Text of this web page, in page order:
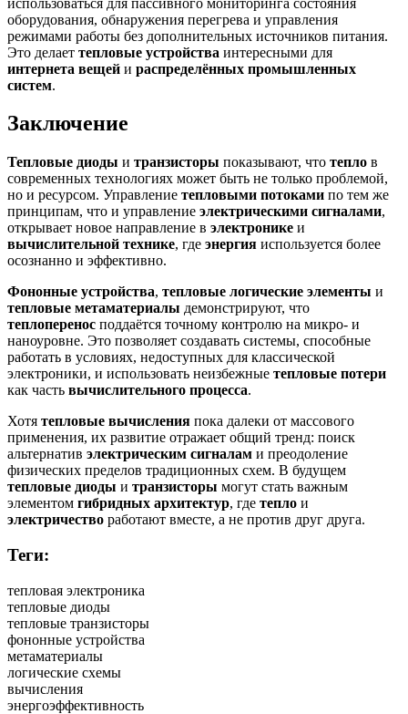
оборудования, обнаружения перегрева и управления
режимами работы без дополнительных источников питания.
Это делает тепловые устройства интересными для
интернета вещей и распределённых промышленных
систем.
Заключение
Тепловые диоды и транзисторы показывают, что тепло в
современных технологиях может быть не только проблемой,
но и ресурсом. Управление тепловыми потоками по тем же
принципам, что и управление электрическими сигналами,
открывает новое направление в электронике и
вычислительной технике, где энергия используется более
осознанно и эффективно.
Фононные устройства, тепловые логические элементы и
тепловые метаматериалы демонстрируют, что
теплоперенос поддаётся точному контролю на микро- и
наноуровне. Это позволяет создавать системы, способные
работать в условиях, недоступных для классической
электроники, и использовать неизбежные тепловые потери
как часть вычислительного процесса.
Хотя тепловые вычисления пока далеки от массового
применения, их развитие отражает общий тренд: поиск
альтернатив электрическим сигналам и преодоление
физических пределов традиционных схем. В будущем
тепловые диоды и транзисторы могут стать важным
элементом гибридных архитектур, где тепло и
электричество работают вместе, а не против друг друга.
Теги:
тепловая электроника
тепловые диоды
тепловые транзисторы
фононные устройства
метаматериалы
логические схемы
вычисления
энергоэффективность